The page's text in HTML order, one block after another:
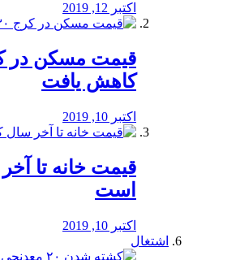
اکتبر 12, 2019
کاهش یافت
اکتبر 10, 2019
قیمت خانه تا
است
اکتبر 10, 2019
اشتغال